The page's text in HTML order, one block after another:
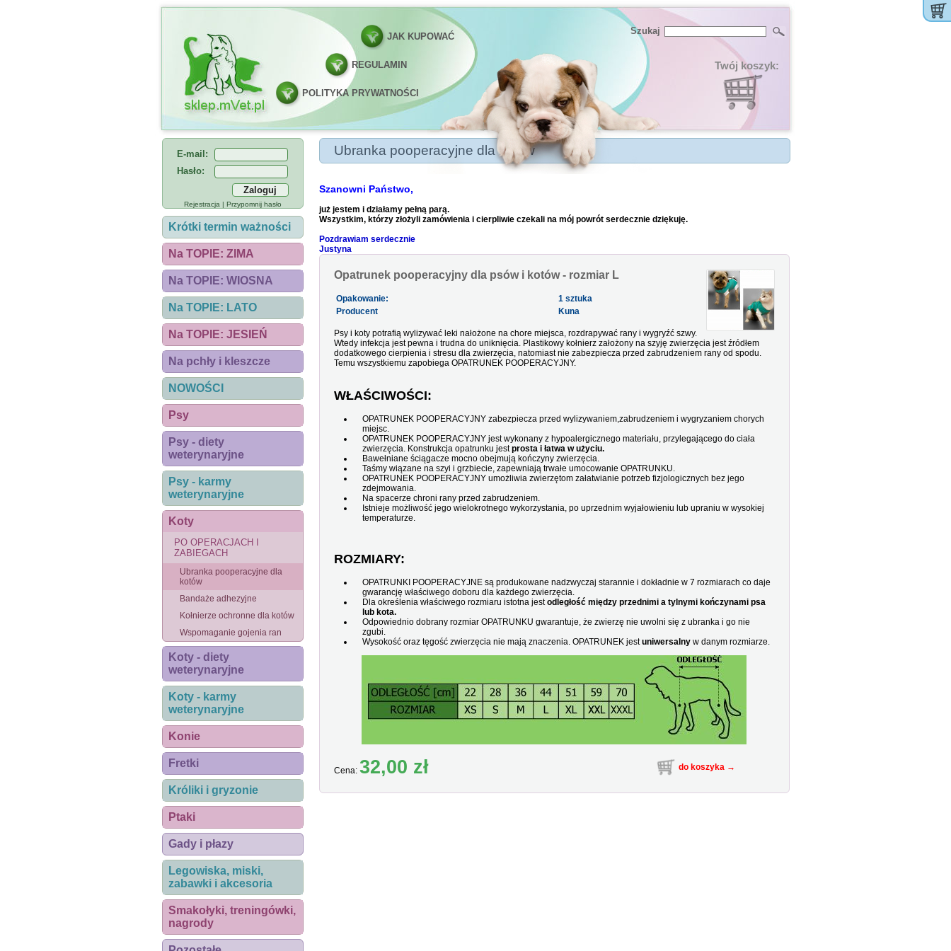
JAK KUPOWAĆ
REGULAMIN
POLITYKA PRYWATNOŚCI
Szukaj
Twój koszyk:
E-mail:
Hasło:
Rejestracja | Przypomnij hasło
Krótki termin ważności
Na TOPIE: ZIMA
Na TOPIE: WIOSNA
Na TOPIE: LATO
Na TOPIE: JESIEŃ
Na pchły i kleszcze
NOWOŚCI
Psy
Psy - diety
weterynaryjne
Psy - karmy
weterynaryjne
Koty
PO OPERACJACH I
ZABIEGACH
Ubranka pooperacyjne dla
kotów
Bandaże adhezyjne
Kołnierze ochronne dla kotów
Wspomaganie gojenia ran
Koty - diety
weterynaryjne
Koty - karmy
weterynaryjne
Konie
Fretki
Króliki i gryzonie
Ptaki
Gady i płazy
Legowiska, miski,
zabawki i akcesoria
Smakołyki, treningówki,
nagrody
Ubranka pooperacyjne dla kotów
Ubranka pooperacyjne dla kotów
Szanowni Państwo,
już jestem i działamy pełną parą.
Wszystkim, którzy złożyli zamówienia i cierpliwie czekali na mój powrót serdecznie dziękuję.
Pozdrawiam serdecznie
Justyna
Opatrunek pooperacyjny dla psów i kotów - rozmiar L
Opakowanie:
1 sztuka
Producent
Kuna
Psy i koty potrafią wylizywać leki nałożone na chore miejsca, rozdrapywać rany i wygryźć szwy.
Wtedy infekcja jest pewna i trudna do uniknięcia. Plastikowy kołnierz założony na szyję zwierzęcia jest źródłem
dodatkowego cierpienia i stresu dla zwierzęcia, natomiast nie zabezpiecza przed zabrudzeniem rany od spodu.
Temu wszystkiemu zapobiega OPATRUNEK POOPERACYJNY.
WŁAŚCIWOŚCI:
OPATRUNEK POOPERACYJNY zabezpiecza przed wylizywaniem,zabrudzeniem i wygryzaniem chorych
miejsc.
OPATRUNEK POOPERACYJNY jest wykonany z hypoalergicznego materiału, przylegającego do ciała
zwierzęcia. Konstrukcja opatrunku jestprosta i łatwa w użyciu.
Bawełniane ściągacze mocno obejmują kończyny zwierzęcia.
Taśmy wiązane na szyi i grzbiecie, zapewniają trwałe umocowanie OPATRUNKU.
OPATRUNEK POOPERACYJNY umożliwia zwierzętom załatwianie potrzeb fizjologicznych bez jego
zdejmowania.
Na spacerze chroni rany przed zabrudzeniem.
Istnieje możliwość jego wielokrotnego wykorzystania, po uprzednim wyjałowieniu lub upraniu w wysokiej
temperaturze.
ROZMIARY:
OPATRUNKI POOPERACYJNE są produkowane nadzwyczaj starannie i dokładnie w 7 rozmiarach co daje
gwarancję właściwego doboru dla każdego zwierzęcia.
Dla określenia właściwego rozmiaru istotna jestodległość między przednimi a tylnymi kończynami psa
lub kota.
Odpowiednio dobrany rozmiar OPATRUNKU gwarantuje, że zwierzę nie uwolni się z ubranka i go nie
zgubi.
Wysokość oraz tęgość zwierzęcia nie mają znaczenia. OPATRUNEK jestuniwersalny w danym rozmiarze.
Cena: 32,00 zł